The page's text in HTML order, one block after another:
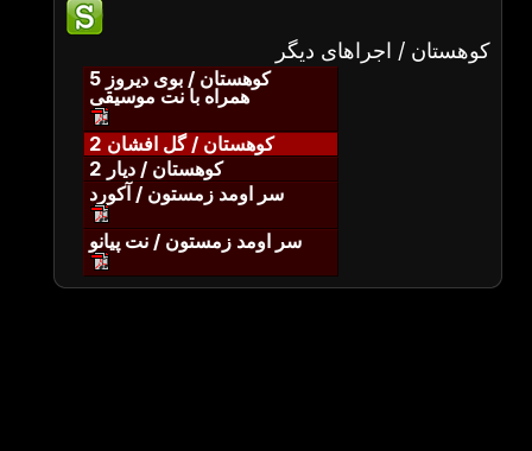
کوهستان / اجراهای دیگر
کوهستان / بوی دیروز 5
همراه با نت موسیقی
کوهستان / گل افشان 2
کوهستان / دیار 2
سر اومد زمستون / آکورد
سر اومد زمستون / نت پیانو